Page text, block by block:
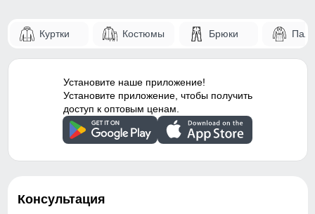
Куртки Костюмы Брюки
Установите наше приложение!
Установите приложение, чтобы получить
доступ к оптовым ценам.
Консультация